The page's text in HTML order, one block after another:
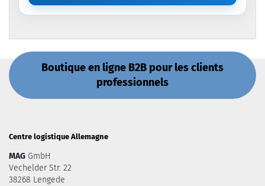
Boutique en ligne B2B pour les clients
professionnels
Centre logistique Allemagne
MAG GmbH
Vechelder Str. 22
38268 Lengede